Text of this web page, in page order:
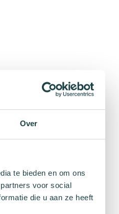
Over
te bieden en om ons
voor social
die u aan ze heeft